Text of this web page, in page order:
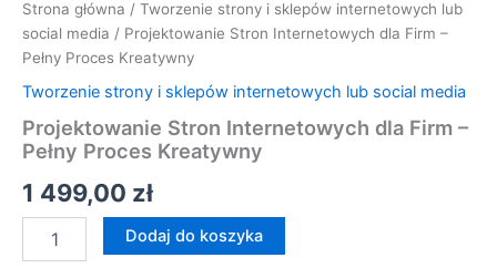
Strona główna / Tworzenie strony i sklepów internetowych lub
social media / Projektowanie Stron Internetowych dla Firm –
Pełny Proces Kreatywny
Tworzenie strony i sklepów internetowych lub social media
Projektowanie Stron Internetowych dla Firm –
Pełny Proces Kreatywny
1 499,00 zł
Dodaj do koszyka